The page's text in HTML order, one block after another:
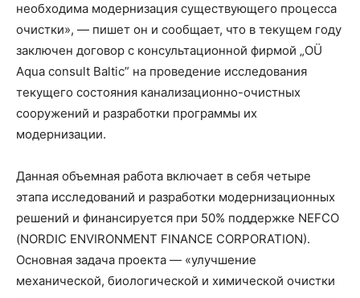
необходима модернизация существующего процесса
очистки», — пишет он и сообщает, что в текущем году
заключен договор с консультационной фирмой „OÜ
Aqua consult Baltic” на проведение исследования
текущего состояния канализационно-очистных
сооружений и разработки программы их
модернизации.
Данная объемная работа включает в себя четыре
этапа исследований и разработки модернизационных
решений и финансируется при 50% поддержке NEFCO
(NORDIC ENVIRONMENT FINANCE CORPORATION).
Основная задача проекта — «улучшение
механической, биологической и химической очистки